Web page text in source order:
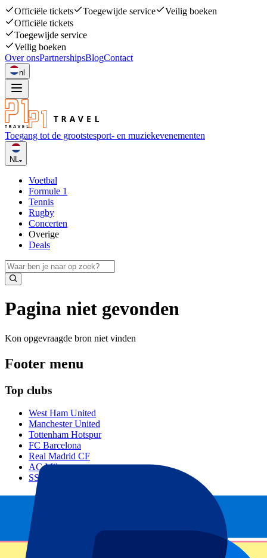
Officiële tickets Toegewijde service
Veilig boeken
Officiële tickets
Toegewijde service
Veilig boeken
Over onsPartnershipsBlogContact
nl
Toegang tot de grootstesport- en muziekevenementen
NL
Voetbal
Formule 1
Tennis
Rugby
Concerten
Overige
Deals
Pagina niet gevonden
Kon opgevraagde bron niet vinden
Footer menu
Top clubs
West Ham United
Manchester United
Tottenham Hotspur
FC Barcelona
Real Madrid CF
AC Milan
SSC Napoli
Populaire events
GP Zandvoort
GP Italië